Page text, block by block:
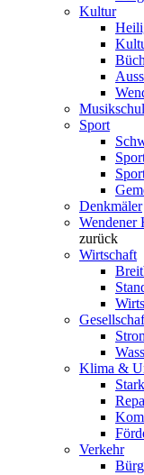
Kultur
Sport
Denkmäler
Wendener
zurück
Wirtschaft
Klima &
Verkehr